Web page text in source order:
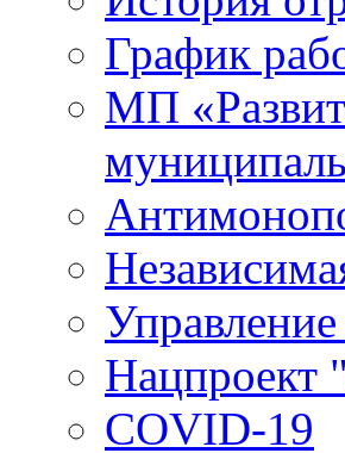
График
МП
Нацпроект
COVID-19